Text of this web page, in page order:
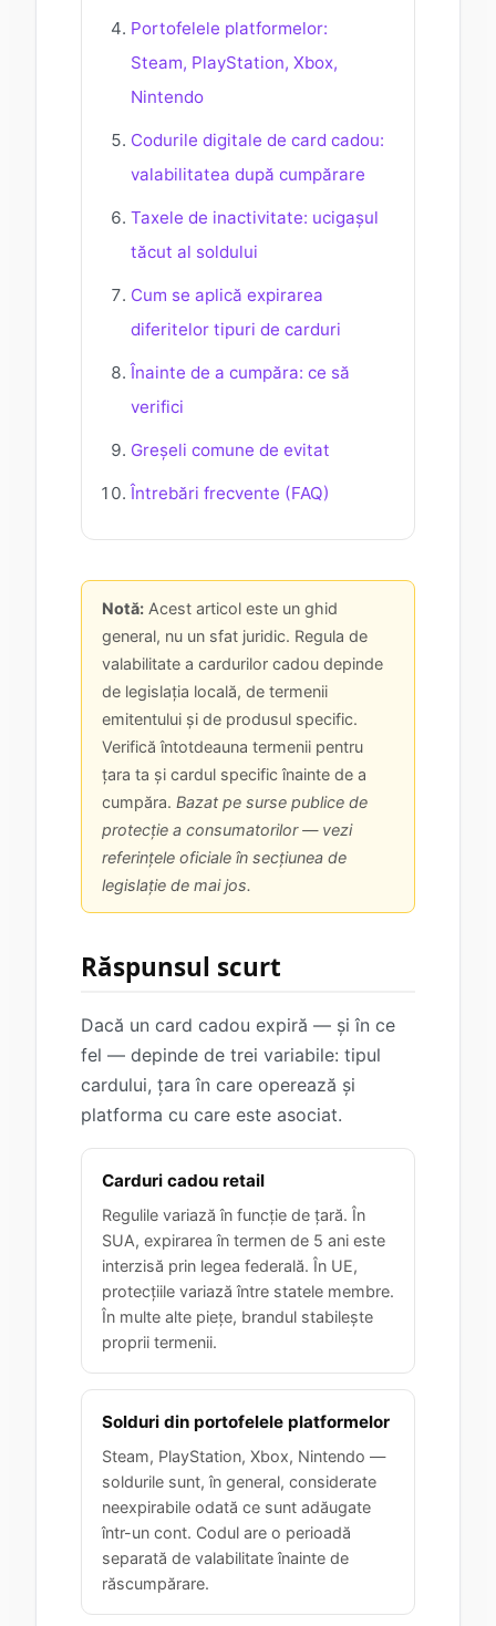
Portofelele platformelor:
Steam, PlayStation, Xbox,
Nintendo
Codurile digitale de card cadou:
valabilitatea după cumpărare
Taxele de inactivitate: ucigașul
tăcut al soldului
Cum se aplică expirarea
diferitelor tipuri de carduri
Înainte de a cumpăra: ce să
verifici
Greșeli comune de evitat
Întrebări frecvente (FAQ)
Notă: Acest articol este un ghid
general, nu un sfat juridic. Regula de
valabilitate a cardurilor cadou depinde
de legislația locală, de termenii
emitentului și de produsul specific.
Verifică întotdeauna termenii pentru
țara ta și cardul specific înainte de a
cumpăra. Bazat pe surse publice de
protecție a consumatorilor — vezi
referințele oficiale în secțiunea de
legislație de mai jos.
Răspunsul scurt
Dacă un card cadou expiră — și în ce
fel — depinde de trei variabile: tipul
cardului, țara în care operează și
platforma cu care este asociat.
Carduri cadou retail
Regulile variază în funcție de țară. În
SUA, expirarea în termen de 5 ani este
interzisă prin legea federală. În UE,
protecțiile variază între statele membre.
În multe alte piețe, brandul stabilește
proprii termenii.
Solduri din portofelele platformelor
Steam, PlayStation, Xbox, Nintendo —
soldurile sunt, în general, considerate
neexpirabile odată ce sunt adăugate
într-un cont. Codul are o perioadă
separată de valabilitate înainte de
răscumpărare.